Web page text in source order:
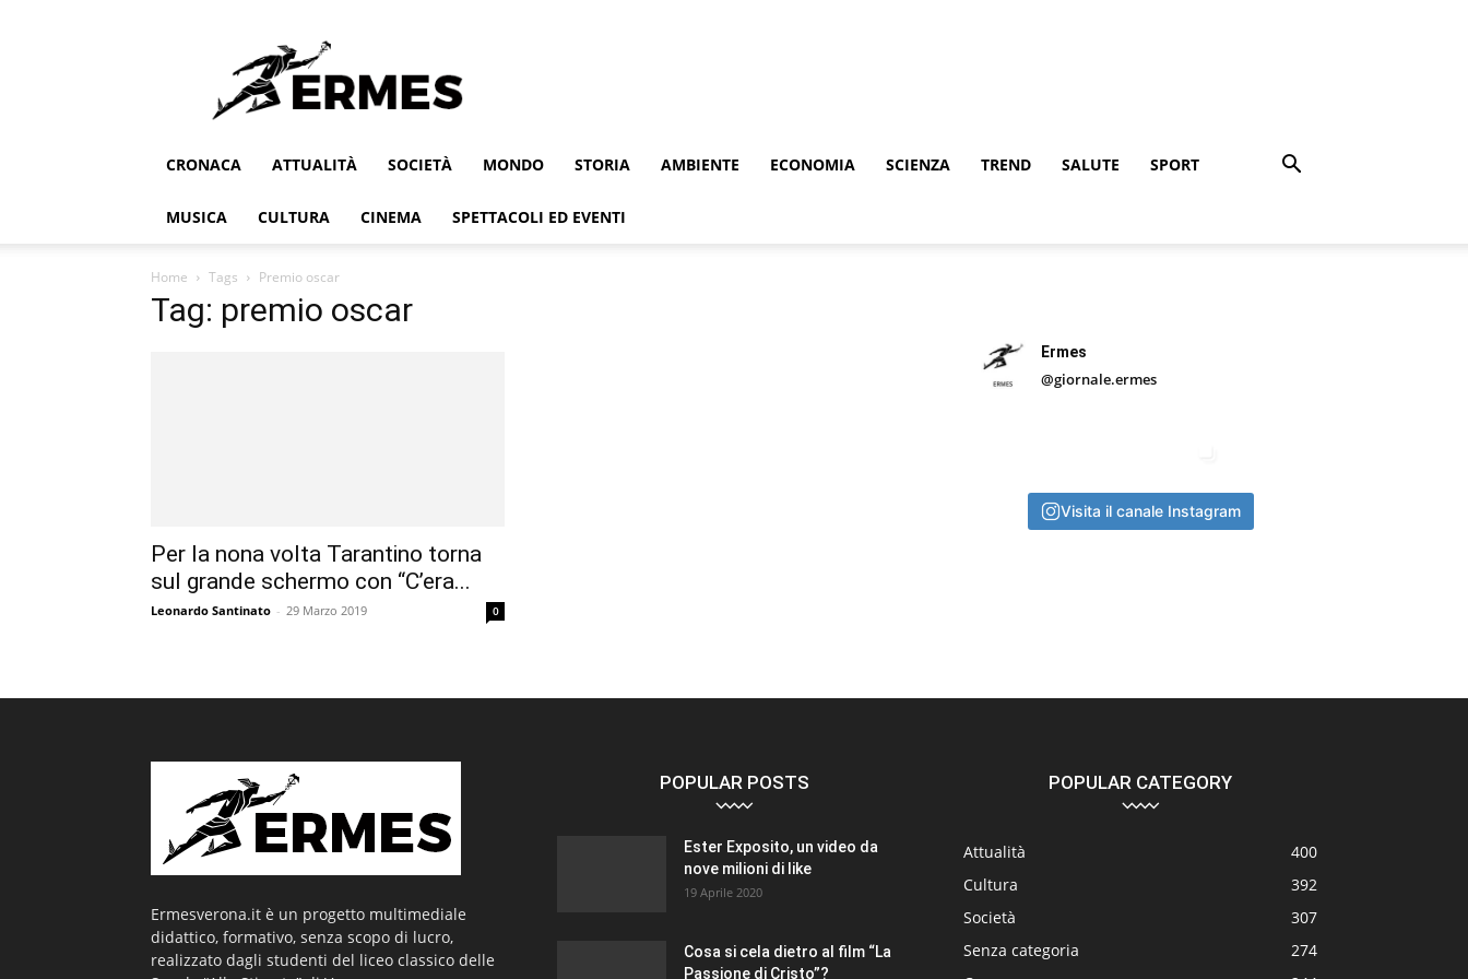
CRONACA ATTUALITÀ SOCIETÀ MONDO STORIA AMBIENTE ECONOMIA SCIENZA TREND SALUTE SPORT
MUSICA CULTURA CINEMA SPETTACOLI ED EVENTI
Home Tags Premio oscar
Tag: premio oscar
Per la nona volta Tarantino torna
sul grande schermo con “C’era...
Leonardo Santinato - 29 Marzo 2019 0
Ermes
@giornale.ermes
Visita il canale Instagram
Ermesverona.it è un progetto multimediale
didattico, formativo, senza scopo di lucro,
realizzato dagli studenti del liceo classico delle
POPULAR POSTS
Ester Exposito, un video da
nove milioni di like
19 Aprile 2020
Cosa si cela dietro al film “La
Passione di Cristo”?
POPULAR CATEGORY
Attualità
400
Cultura
392
Società
307
Senza categoria
274